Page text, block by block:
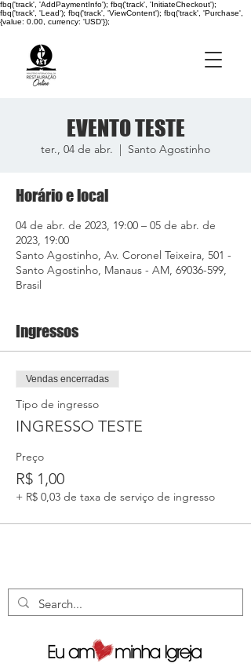
fbq('track', 'AddPaymentInfo'); fbq('track', 'InitiateCheckout');
fbq('track', 'Lead'); fbq('track', 'ViewContent'); fbq('track', 'Purchase',
{value: 0.00, currency: 'USD'});
EVENTO TESTE
ter., 04 de abr.
  |
Santo Agostinho
Horário e local
04 de abr. de 2023, 19:00 – 05 de abr. de
2023, 19:00
Santo Agostinho, Av. Coronel Teixeira, 501 -
Santo Agostinho, Manaus - AM, 69036-599,
Brasil
Ingressos
Vendas encerradas
Tipo de ingresso
INGRESSO TESTE
Preço
R$ 1,00
+ R$ 0,03 de taxa de serviço de ingresso